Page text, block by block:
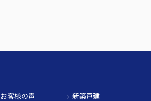
お客様の声
新築戸建